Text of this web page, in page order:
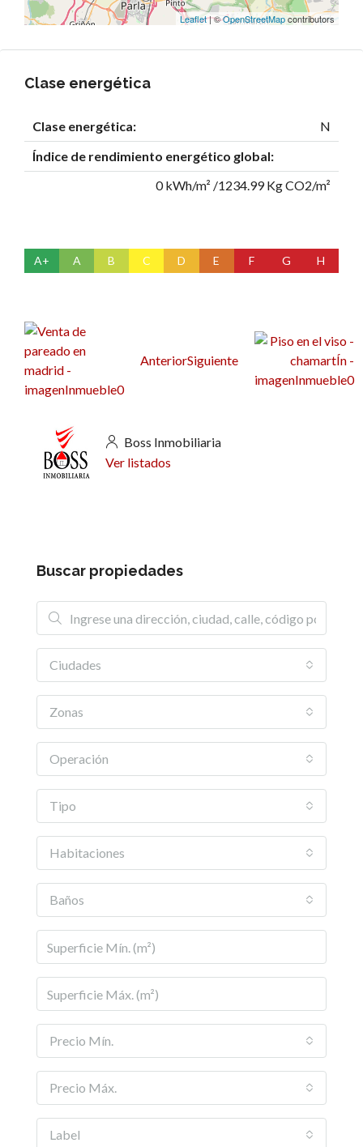
Leaflet| ©OpenStreetMapcontributors
Clase energética
Clase energética:
N
Índice de rendimiento energético global:
0 kWh/m² /1234.99 Kg CO2/m²
A+ A B C D E F G H
AnteriorSiguiente
Boss Inmobiliaria
Ver listados
Buscar propiedades
Ciudades
Zonas
Operación
Tipo
Habitaciones
Baños
Precio Mín.
Precio Máx.
Label